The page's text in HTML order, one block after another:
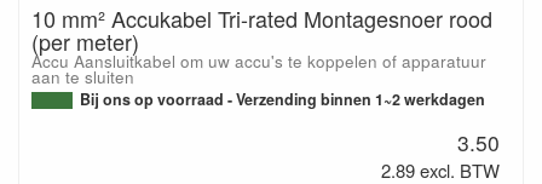
10 mm² Accukabel Tri-rated Montagesnoer rood
(per meter)
Accu Aansluitkabel om uw accu's te koppelen of apparatuur
aan te sluiten
Bij ons op voorraad - Verzending binnen 1~2 werkdagen
3.50
2.89 excl. BTW